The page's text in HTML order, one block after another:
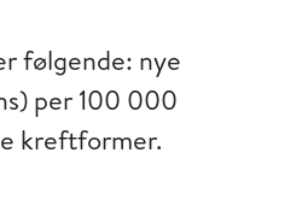
følgende: nye
per 100 000
kreftformer.